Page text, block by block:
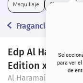
para ver
de
Maquillaje Skincare
Fragancias
Edp Al
Edition x 60 ml
Al Haramain
loreal
4. brochas
5. corrector
6